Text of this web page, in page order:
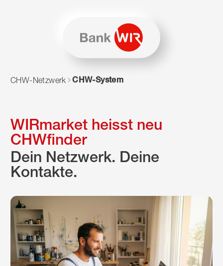
Zum Navigieren dieser Seite wird JavaScript benötigt.
CHW-Netzwerk CHW-System
WIRmarket heisst neu
CHWfinder
Dein Netzwerk. Deine
Kontakte.